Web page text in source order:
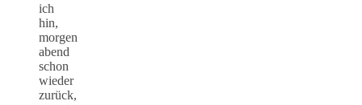
ich
hin,
morgen
abend
schon
wieder
zurück,